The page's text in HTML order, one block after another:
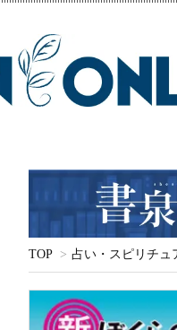
TOP > 占い・スピリチュ